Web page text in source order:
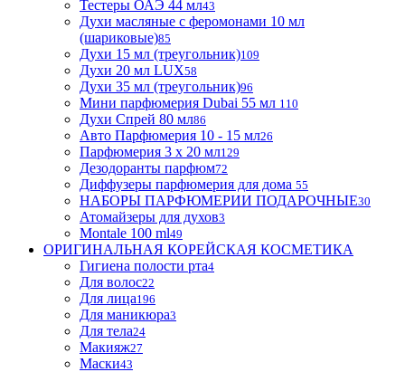
Тестеры ОАЭ 44 мл43
Духи масляные с феромонами 10 мл
(шариковые)85
Духи 15 мл (треугольник)109
Духи 20 мл LUX58
Духи 35 мл (треугольник)96
Мини парфюмерия Dubai 55 мл 110
Духи Спрей 80 мл86
Авто Парфюмерия 10 - 15 мл26
Парфюмерия 3 х 20 мл129
Дезодоранты парфюм72
Диффузеры парфюмерия для дома 55
НАБОРЫ ПАРФЮМЕРИИ ПОДАРОЧНЫЕ30
Атомайзеры для духов3
Montale 100 ml49
ОРИГИНАЛЬНАЯ КОРЕЙСКАЯ КОСМЕТИКА
Гигиена полости рта4
Для волос22
Для лица196
Для маникюра3
Для тела24
Макияж27
Маски43